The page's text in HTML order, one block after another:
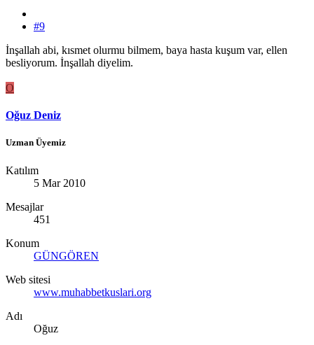
#9
İnşallah abi, kısmet olurmu bilmem, baya hasta kuşum var, ellen
besliyorum. İnşallah diyelim.
O
Oğuz Deniz
Uzman Üyemiz
Katılım
5 Mar 2010
Mesajlar
451
Konum
GÜNGÖREN
Web sitesi
www.muhabbetkuslari.org
Adı
Oğuz